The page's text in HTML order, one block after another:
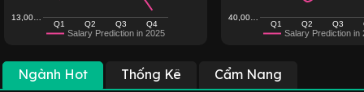
Salary Prediction in 2025
Q1 Q2 Q3 Q4
13,00…
Salary Prediction in
Q1 Q2 Q3
40,00…
Ngành Hot Thống Kê Cẩm Nang